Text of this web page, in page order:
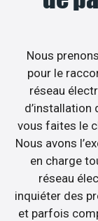
Nous
pour le
réseau
d’installation
vous faites le
Nous avons
en charge
réseau
inquiéter des
et parfois